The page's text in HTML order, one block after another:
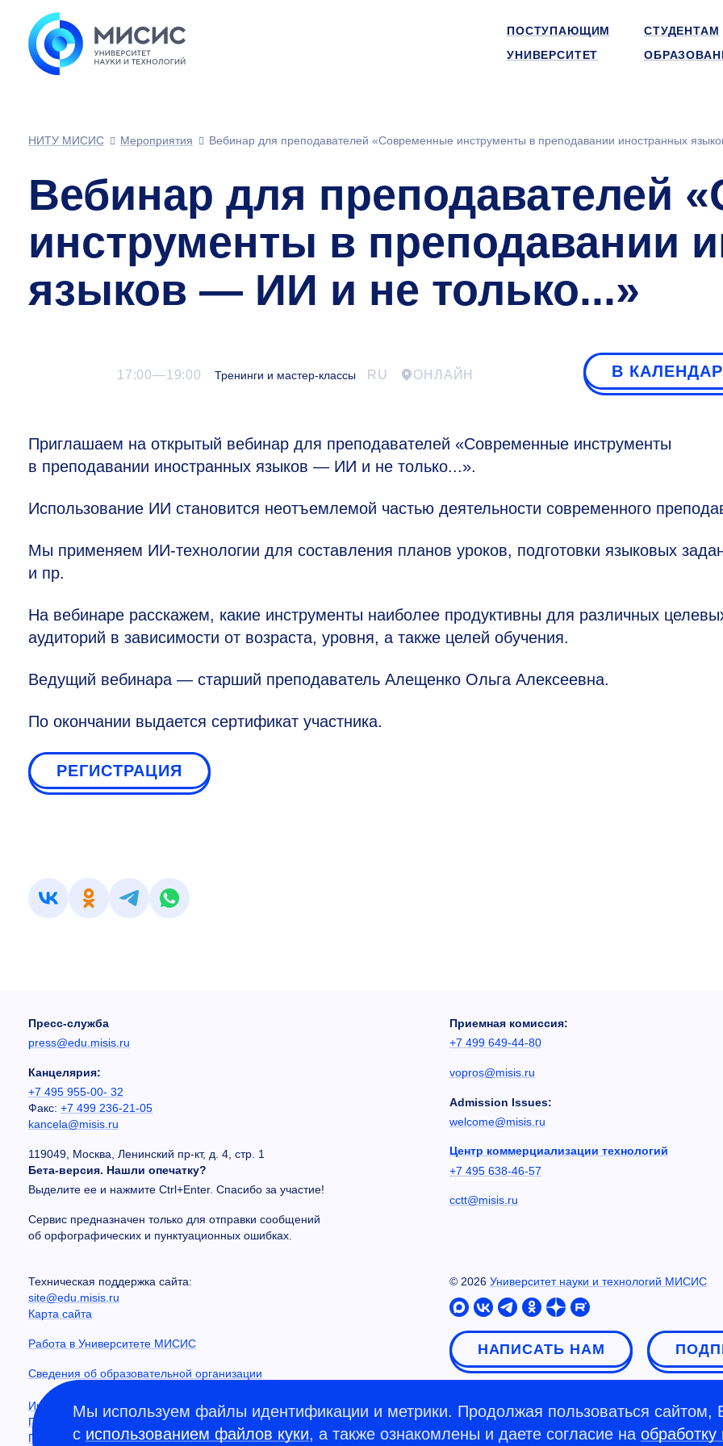
ПОСТУПАЮЩИМ СТУДЕНТАМ
УНИВЕРСИТЕТ
НИТУ МИСИС Мероприятия Вебинар для преподавателей «Современные инструменты в преподавании иностранных
Вебинар для преподавателей
инструменты в преподавании
языков — ИИ и не только...»
17:00—19:00 Тренинги и мастер-классы RU ОНЛАЙН В
Приглашаем на открытый вебинар для преподавателей «Современные инструменты
в преподавании иностранных языков — ИИ и не только...».
Использование ИИ становится неотъемлемой частью деятельности современного
Мы применяем ИИ-технологии для составления планов уроков, подготовки языковых
и пр.
На вебинаре расскажем, какие инструменты наиболее продуктивны для различных
аудиторий в зависимости от возраста, уровня, а также целей обучения.
Ведущий вебинара — старший преподаватель Алещенко Ольга Алексеевна.
По окончании выдается сертификат участника.
РЕГИСТРАЦИЯ
Пресс-служба
press@edu.misis.ru
Канцелярия:
+7 495 955-00- 32
Факс: +7 499 236-21-05
kancela@misis.ru
119049, Москва, Ленинский пр-кт, д. 4, стр. 1
Бета-версия. Нашли опечатку?
Выделите ее и нажмите Ctrl+Enter. Спасибо за участие!
Сервис предназначен только для отправки сообщений
об орфографических и пунктуационных ошибках.
Приемная комиссия:
+7 499 649-44-80
vopros@misis.ru
Admission Issues:
welcome@misis.ru
Центр коммерциализации технологий
+7 495 638-46-57
cctt@misis.ru
Техническая поддержка сайта:
site@edu.misis.ru
Карта сайта
Работа в Университете МИСИС
Сведения об образовательной организации
Информация о закупках
Противодействие коррупции
Политика конфиденциальности
© 2026 Университет науки и технологий МИСИС
НАПИСАТЬ НАМ
Мы используем файлы идентификации и метрики. Продолжая пользоваться сайтом,
с использованием файлов куки, а также ознакомлены и даете согласие на